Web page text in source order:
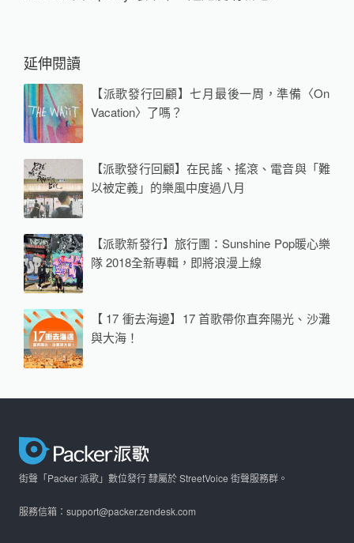
延伸閱讀
【派歌發行回顧】七月最後一周，準備〈On
Vacation〉了嗎？
【派歌發行回顧】在民謠、搖滾、電音與「難
以被定義」的樂風中度過八月
【派歌新發行】旅行團：Sunshine Pop暖心樂
隊 2018全新專輯，即將浪漫上線
【 17 衝去海邊】17 首歌帶你直奔陽光、沙灘
與大海！
街聲「Packer 派歌」數位發行 隸屬於 StreetVoice 街聲服務群。
服務信箱：support@packer.zendesk.com